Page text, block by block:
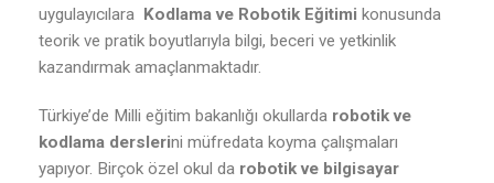
uygulayıcılara Kodlama ve Robotik Eğitimi konusunda
teorik ve pratik boyutlarıyla bilgi, beceri ve yetkinlik
kazandırmak amaçlanmaktadır.
Türkiye’de Milli eğitim bakanlığı okullarda robotik ve
kodlama derslerini müfredata koyma çalışmaları
yapıyor. Birçok özel okul da robotik ve bilgisayar